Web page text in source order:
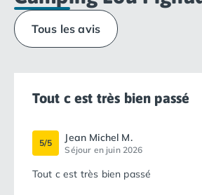
Tous les avis
Tout c est très bien passé
5/5 Jean Michel M.
Séjour en juin 2026
Tout c est très bien passé